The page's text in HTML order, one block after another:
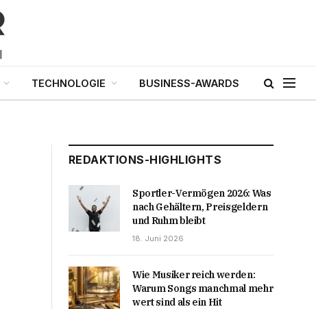
TECHNOLOGIE BUSINESS-AWARDS
REDAKTIONS-HIGHLIGHTS
Sportler-Vermögen 2026: Was
nach Gehältern, Preisgeldern
und Ruhm bleibt
18. Juni 2026
Wie Musiker reich werden:
Warum Songs manchmal mehr
wert sind als ein Hit